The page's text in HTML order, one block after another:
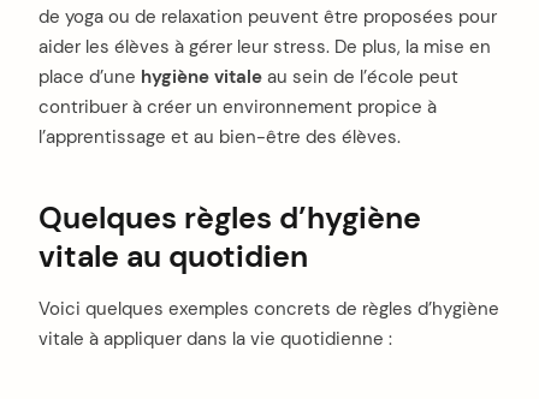
de yoga ou de relaxation peuvent être proposées pour
aider les élèves à gérer leur stress. De plus, la mise en
place d’une hygiène vitale au sein de l’école peut
contribuer à créer un environnement propice à
l’apprentissage et au bien-être des élèves.
Quelques règles d’hygiène
vitale au quotidien
Voici quelques exemples concrets de règles d’hygiène
vitale à appliquer dans la vie quotidienne :